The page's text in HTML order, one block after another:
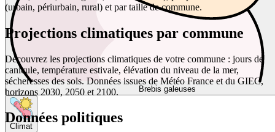
Brebis galeuses
Climat
(urbain, périurbain, rural) et par taille de commune.
Projections climatiques par commune
Découvrez les projections climatiques de votre commune : jours de
canicule, température estivale, élévation du niveau de la mer,
sécheresses des sols. Données issues de Météo France et du GIEC,
horizons 2030, 2050 et 2100.
Données politiques